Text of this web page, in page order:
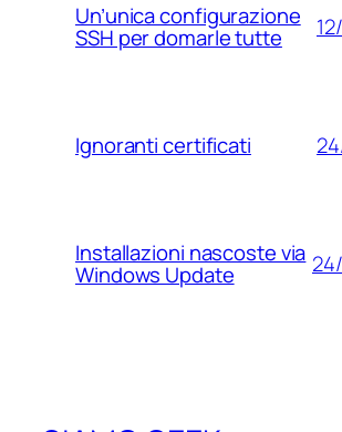
Un’unica configurazione
SSH per domarle tutte
Ignoranti certificati
Installazioni nascoste via
Windows Update